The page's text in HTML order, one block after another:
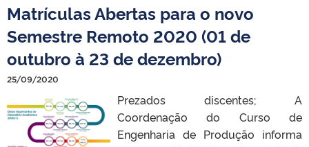
Matrículas Abertas para o novo
Semestre Remoto 2020 (01 de
outubro à 23 de dezembro)
25/09/2020
Prezados discentes; A
Coordenação do Curso de
Engenharia de Produção informa